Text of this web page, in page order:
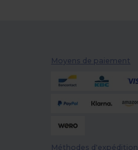
Moyens de paiement
Méthodes d'expédition